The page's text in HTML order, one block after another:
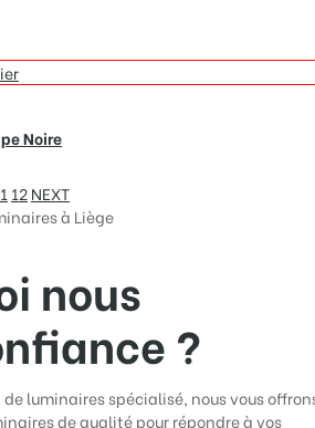
Noire
12NEXT
à Liège
nous
?
luminaires spécialisé, nous vous
de qualité pour répondre à vos